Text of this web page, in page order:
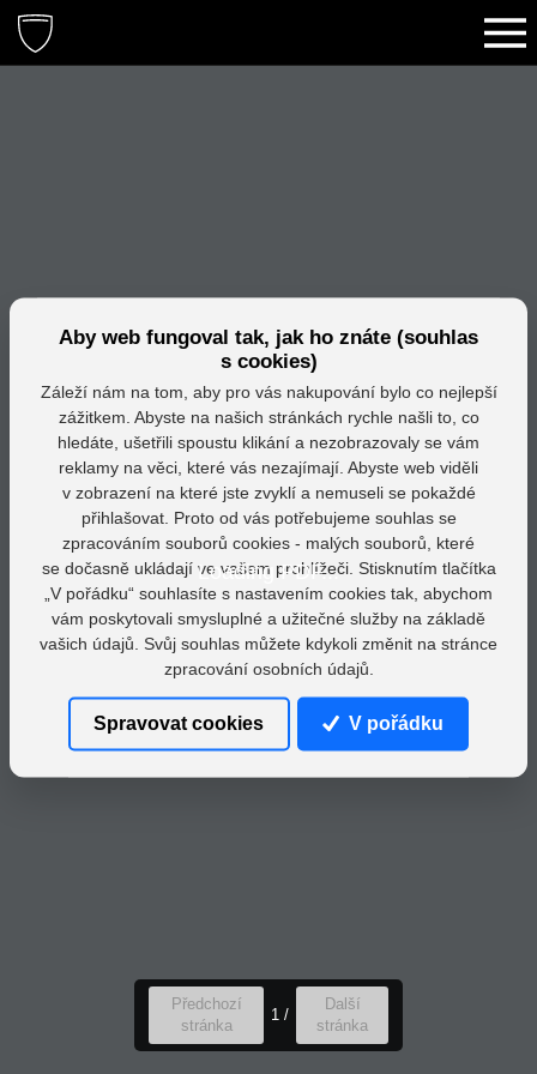
Loading PDF...
Předchozí
stránka
1 /
Další
stránka
Aby web fungoval tak, jak ho znáte (souhlas
s cookies)
Záleží nám na tom, aby pro vás nakupování bylo co nejlepší
zážitkem. Abyste na našich stránkách rychle našli to, co
hledáte, ušetřili spoustu klikání a nezobrazovaly se vám
reklamy na věci, které vás nezajímají. Abyste web viděli
v zobrazení na které jste zvyklí a nemuseli se pokaždé
přihlašovat. Proto od vás potřebujeme souhlas se
zpracováním souborů cookies - malých souborů, které
se dočasně ukládají ve vašem prohlížeči. Stisknutím tlačítka
„V pořádku“ souhlasíte s nastavením cookies tak, abychom
vám poskytovali smysluplné a užitečné služby na základě
vašich údajů. Svůj souhlas můžete kdykoli změnit na stránce
zpracování osobních údajů.
Spravovat cookies V pořádku